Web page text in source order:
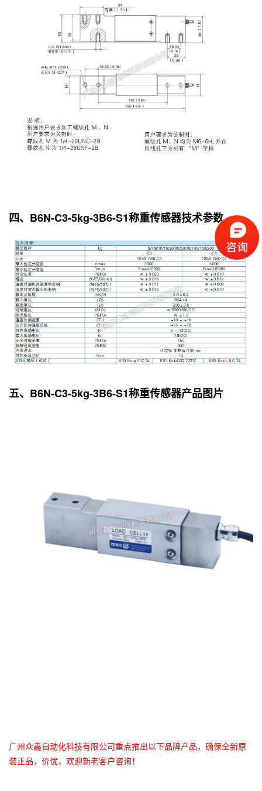
四、B6N-C3-5kg-3B6-S1称重传感器技术参数
五、B6N-C3-5kg-3B6-S1称重传感器产品图片
广州众鑫自动化科技有限公司重点推出以下品牌产品，确保全新原
装正品，价优，欢迎新老客户咨询！